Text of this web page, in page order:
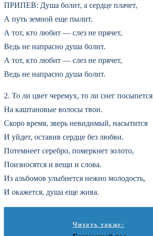
ПРИПЕВ: Душа болит, а сердце плачет,
А путь земной еще пылит.
А тот, кто любит — слез не прячет,
Ведь не напрасно душа болит.
А тот, кто любит — слез не прячет,
Ведь не напрасно душа болит.
2. То ли цвет черемух, то ли снег посыпется
На каштановые волосы твои.
Скоро время, зверь невидимый, насытится
И уйдет, оставив сердце без любви.
Потемнеет серебро, померкнет золото,
Поизносятся и вещи и слова.
Из альбомов улыбнется нежно молодость,
И окажется, душа еще жива.
Читать также: